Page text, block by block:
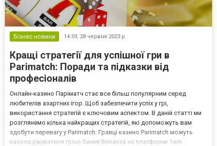
Бізнес новини 14:59, 28 червня 2023 р.
Кращі стратегії для успішної гри в
Parimatch: Поради та підказки від
професіоналів
Онлайн-казино Паріматч стає все більш популярним серед
любителів азартних ігор. Щоб забезпечити успіх у грі,
використання стратегій є ключовим аспектом. В даній статті ми
розглянемо кілька найкращих стратегій, які допоможуть вам
здобути перевагу у Parimatch. Гравці казино Parimatch можуть
насолоджуватися грою Sweet Bonanza на платформі 1win.